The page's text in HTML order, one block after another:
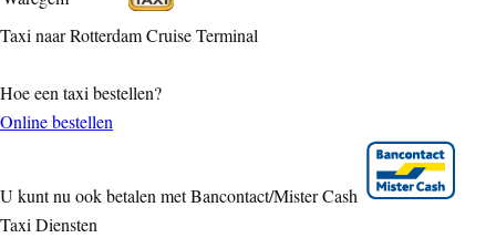
Taxi naar Rotterdam Cruise Terminal
Hoe een taxi bestellen?
Online bestellen
U kunt nu ook betalen met Bancontact/Mister Cash
Taxi Diensten